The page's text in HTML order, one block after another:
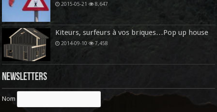
2015-05-21 8,647
Kiteurs, surfeurs à vos briques…Pop up house
2014-09-10 7,458
Newsletters
Nom